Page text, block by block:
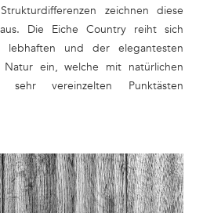
zeichnen diese
Die Eiche Country reiht sich
lebhaften und der elegantesten
ein, welche mit natürlichen
sehr vereinzelten Punktästen